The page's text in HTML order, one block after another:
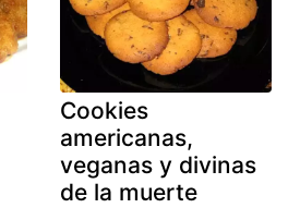
Cookies
americanas,
veganas y divinas
de la muerte